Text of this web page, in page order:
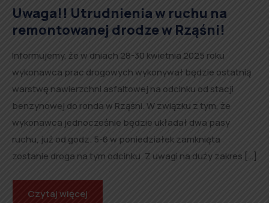
Uwaga!! Utrudnienia w ruchu na
remontowanej drodze w Rząśni!
Informujemy, że w dniach 28-30 kwietnia 2025 roku
wykonawca prac drogowych wykonywał będzie ostatnią
warstwę nawierzchni asfaltowej na odcinku od stacji
benzynowej do ronda w Rząśni. W związku z tym, że
wykonawca jednocześnie będzie układał dwa pasy
ruchu, już od godz. 5-6 w poniedziałek zamknięta
zostanie droga na tym odcinku. Z uwagi na duży zakres […]
Czytaj więcej